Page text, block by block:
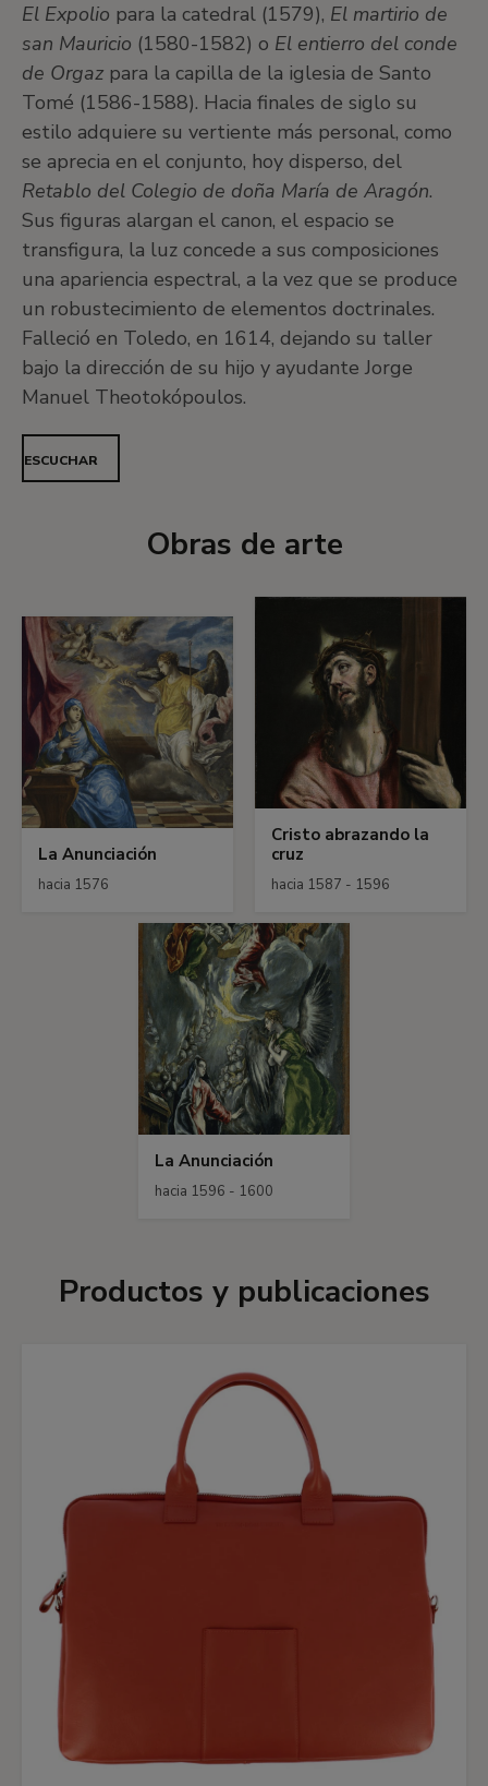
El Expolio para la catedral (1579), El martirio de
san Mauricio (1580-1582) o El entierro del conde
de Orgaz para la capilla de la iglesia de Santo
Tomé (1586-1588). Hacia finales de siglo su
estilo adquiere su vertiente más personal, como
se aprecia en el conjunto, hoy disperso, del
Retablo del Colegio de doña María de Aragón.
Sus figuras alargan el canon, el espacio se
transfigura, la luz concede a sus composiciones
una apariencia espectral, a la vez que se produce
un robustecimiento de elementos doctrinales.
Falleció en Toledo, en 1614, dejando su taller
bajo la dirección de su hijo y ayudante Jorge
Manuel Theotokópoulos.
ESCUCHAR
Obras de arte
La Anunciación
hacia 1576
Cristo abrazando la
cruz
hacia 1587 - 1596
La Anunciación
hacia 1596 - 1600
Productos y publicaciones